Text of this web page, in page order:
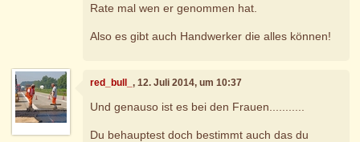
Rate mal wen er genommen hat.
Also es gibt auch Handwerker die alles können!
red_bull_, 12. Juli 2014, um 10:37
Und genauso ist es bei den Frauen...........
Du behauptest doch bestimmt auch das du